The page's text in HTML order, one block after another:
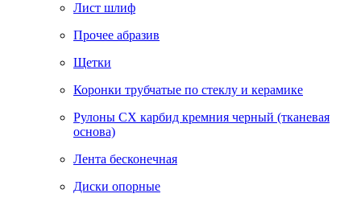
Лист шлиф
Прочее абразив
Щетки
Коронки трубчатые по стеклу и керамике
Рулоны CX карбид кремния черный (тканевая
основа)
Лента бесконечная
Диски опорные